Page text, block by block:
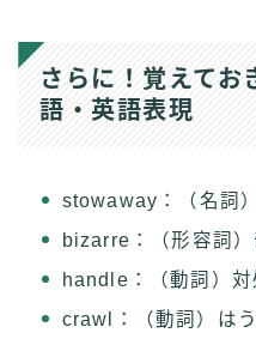
さらに！覚えてお
語・英語表現
stowaway：（名詞
bizarre：（形容詞
handle：（動詞）対
crawl：（動詞）は